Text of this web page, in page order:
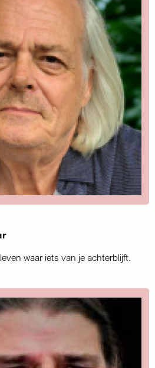
waar iets van je achterblijft.